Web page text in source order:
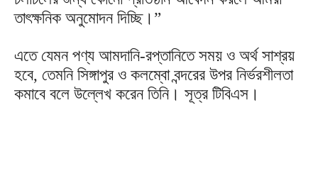
তাৎক্ষনিক অনুমোদন দিচ্ছি।”
এতে যেমন পণ্য আমদানি-রপ্তানিতে সময় ও অর্থ সাশ্রয়
হবে, তেমনি সিঙ্গাপুর ও কলম্বো বন্দরের উপর নির্ভরশীলতা
কমাবে বলে উল্লেখ করেন তিনি। সূত্র টিবিএস।